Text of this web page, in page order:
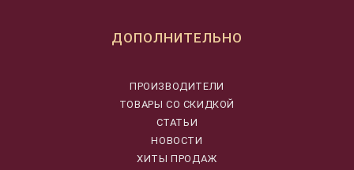
ДОПОЛНИТЕЛЬНО
ПРОИЗВОДИТЕЛИ
ТОВАРЫ СО СКИДКОЙ
СТАТЬИ
НОВОСТИ
ХИТЫ ПРОДАЖ